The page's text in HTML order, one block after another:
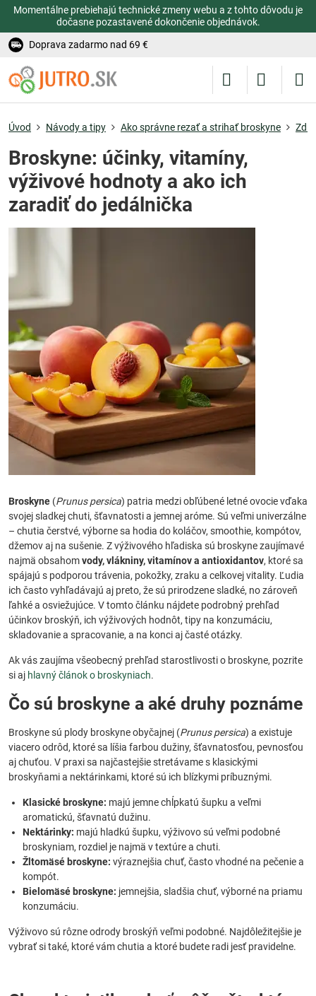
Momentálne prebiehajú technické zmeny webu a z tohto dôvodu je
dočasne pozastavené dokončenie objednávok.
Doprava zadarmo nad 69 €
Úvod Návody a tipy Ako správne rezať a strihať broskyne
Broskyne: účinky, vitamíny,
výživové hodnoty a ako ich
zaradiť do jedálnička
Broskyne (Prunus persica) patria medzi obľúbené letné ovocie vďaka
svojej sladkej chuti, šťavnatosti a jemnej aróme. Sú veľmi univerzálne
– chutia čerstvé, výborne sa hodia do koláčov, smoothie, kompótov,
džemov aj na sušenie. Z výživového hľadiska sú broskyne zaujímavé
najmä obsahomvody, vlákniny, vitamínov a antioxidantov, ktoré sa
spájajú s podporou trávenia, pokožky, zraku a celkovej vitality. Ľudia
ich často vyhľadávajú aj preto, že sú prirodzene sladké, no zároveň
ľahké a osviežujúce. V tomto článku nájdete podrobný prehľad
účinkov broskýň, ich výživových hodnôt, tipy na konzumáciu,
skladovanie a spracovanie, a na konci aj časté otázky.
Ak vás zaujíma všeobecný prehľad starostlivosti o broskyne, pozrite
si aj hlavný článok o broskyniach.
Čo sú broskyne a aké druhy poznáme
Broskyne sú plody broskyne obyčajnej (Prunus persica) a existuje
viacero odrôd, ktoré sa líšia farbou dužiny, šťavnatosťou, pevnosťou
aj chuťou. V praxi sa najčastejšie stretávame s klasickými
broskyňami a nektárinkami, ktoré sú ich blízkymi príbuznými.
Klasické broskyne: majú jemne chĺpkatú šupku a veľmi
aromatickú, šťavnatú dužinu.
Nektárinky: majú hladkú šupku, výživovo sú veľmi podobné
broskyniam, rozdiel je najmä v textúre a chuti.
Žltomäsé broskyne: výraznejšia chuť, často vhodné na pečenie a
kompót.
Bielomäsé broskyne: jemnejšia, sladšia chuť, výborné na priamu
konzumáciu.
Výživovo sú rôzne odrody broskýň veľmi podobné. Najdôležitejšie je
vybrať si také, ktoré vám chutia a ktoré budete radi jesť pravidelne.